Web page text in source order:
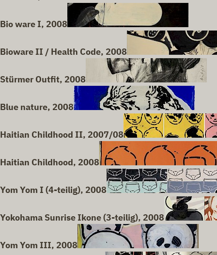
Bio ware I, 2008
Bioware II / Health Code, 2008
Stürmer Outfit, 2008
Blue nature, 2008
Haitian Childhood II, 2007/08
Haitian Childhood, 2008
Yom Yom I (4-teilig), 2008
Yokohama Sunrise Ikone (3-teilig), 2008
Yom Yom III, 2008